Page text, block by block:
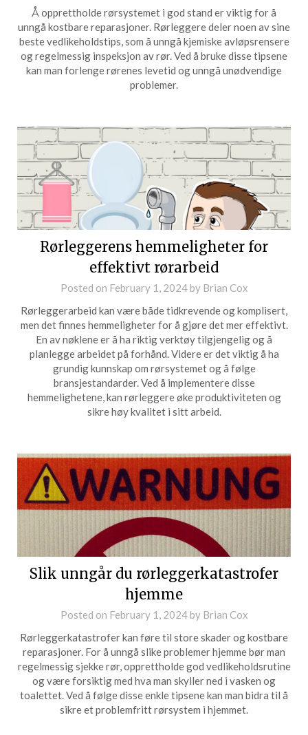
Å opprettholde rørsystemet i god stand er viktig for å
unngå kostbare reparasjoner. Rørleggere deler noen av sine
beste vedlikeholdstips, som å unngå kjemiske avløpsrensere
og regelmessig inspeksjon av rør. Ved å bruke disse tipsene
kan man forlenge rørenes levetid og unngå unødvendige
problemer.
Rørleggerens hemmeligheter for
effektivt rørarbeid
Posted on February 1, 2024by Brian Cox
Rørleggerarbeid kan være både tidkrevende og komplisert,
men det finnes hemmeligheter for å gjøre det mer effektivt.
En av nøklene er å ha riktig verktøy tilgjengelig og å
planlegge arbeidet på forhånd. Videre er det viktig å ha
grundig kunnskap om rørsystemet og å følge
bransjestandarder. Ved å implementere disse
hemmelighetene, kan rørleggere øke produktiviteten og
sikre høy kvalitet i sitt arbeid.
Slik unngår du rørleggerkatastrofer
hjemme
Posted on February 1, 2024by Brian Cox
Rørleggerkatastrofer kan føre til store skader og kostbare
reparasjoner. For å unngå slike problemer hjemme bør man
regelmessig sjekke rør, opprettholde god vedlikeholdsrutine
og være forsiktig med hva man skyller ned i vasken og
toalettet. Ved å følge disse enkle tipsene kan man bidra til å
sikre et problemfritt rørsystem i hjemmet.